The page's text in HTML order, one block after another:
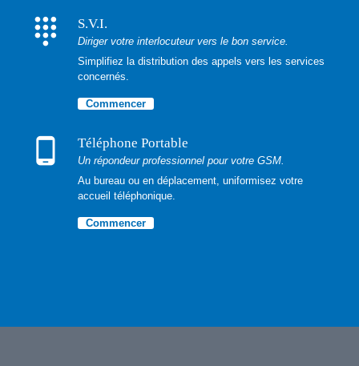
dialpad S.V.I.
Diriger votre interlocuteur vers le bon service.
Simplifiez la distribution des appels vers les services
concernés.
Commencer
phone_android Téléphone Portable
Un répondeur professionnel pour votre GSM.
Au bureau ou en déplacement, uniformisez votre
accueil téléphonique.
Commencer